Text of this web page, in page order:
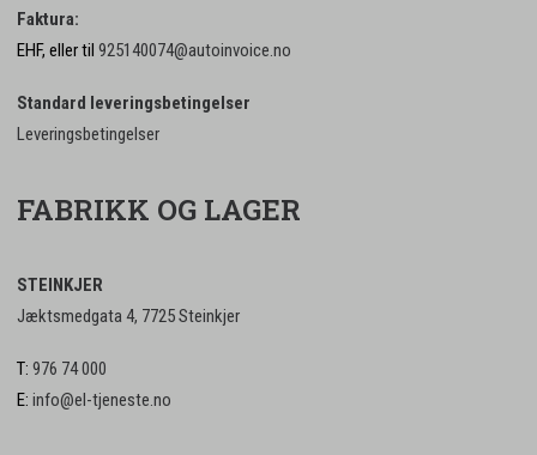
Faktura:
EHF, eller til 925140074@autoinvoice.no
Standard leveringsbetingelser
Leveringsbetingelser
FABRIKK OG LAGER
STEINKJER
Jæktsmedgata 4, 7725 Steinkjer
T: 976 74 000
E: info@el-tjeneste.no